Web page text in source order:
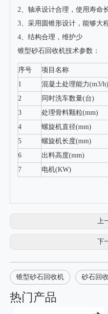
2、轴承设计合理，使用寿命
3、采用圆锥形设计，能够大
4、结构合理，维护少
锥型砂石回收机技术参数：
序号 项目名称
1
混凝土处理能力(m3/h)
2
同时洗车数量(台)
3
处理骨料颗粒(mm)
4
螺旋机直径(mm)
5
螺旋机长度(mm)
6
出料高度(mm)
7
电机(KW)
上
下
锥型砂石回收机 砂石回
热门产品